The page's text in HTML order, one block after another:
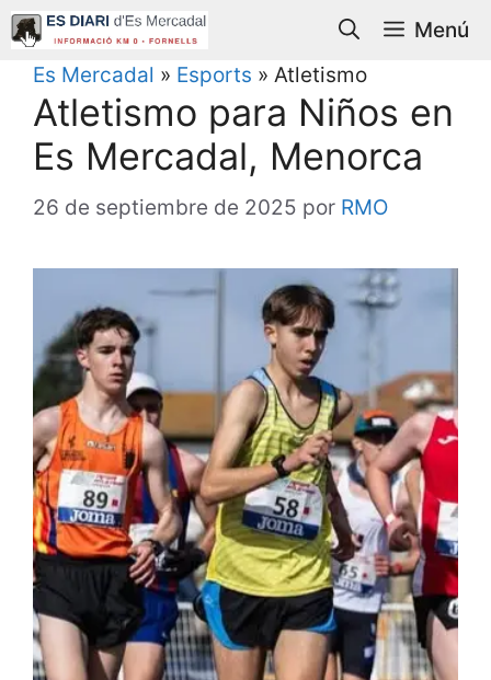
Saltar
al
contenido
Menú
Es Mercadal » Esports » Atletismo
Atletismo para Niños en
Es Mercadal, Menorca
26 de septiembre de 2025 por RMO